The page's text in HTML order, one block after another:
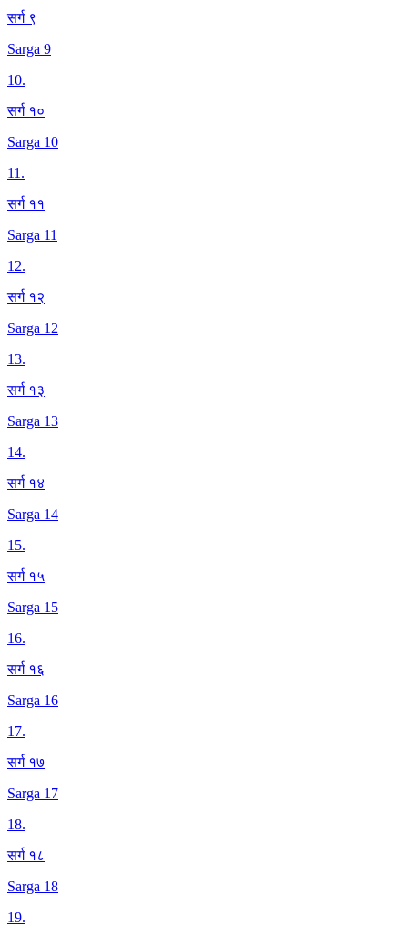
सर्ग ९
Sarga 9
10.
सर्ग १०
Sarga 10
11.
सर्ग ११
Sarga 11
12.
सर्ग १२
Sarga 12
13.
सर्ग १३
Sarga 13
14.
सर्ग १४
Sarga 14
15.
सर्ग १५
Sarga 15
16.
सर्ग १६
Sarga 16
17.
सर्ग १७
Sarga 17
18.
सर्ग १८
Sarga 18
19.